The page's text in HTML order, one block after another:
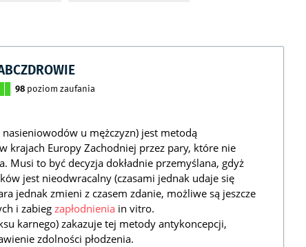
98 poziom zaufania
u mężczyzn) jest metodą
krajach Europy Zachodniej przez pary, które nie
Musi to być decyzja dokładnie przemyślana, gdyż
jest nieodwracalny (czasami jednak udaje się
jednak zmieni z czasem zdanie, możliwe są jeszcze
i zabieg zapłodnienia in vitro.
karnego) zakazuje tej metody antykoncepcji,
zdolności płodzenia.